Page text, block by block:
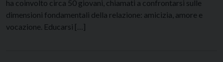
ha coinvolto circa 50 giovani, chiamati a confrontarsi sulle
dimensioni fondamentali della relazione: amicizia, amore e
vocazione. Educarsi […]